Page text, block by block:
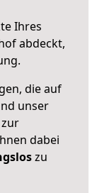
Ihres
abdeckt,
die auf
unser
dabei
zu